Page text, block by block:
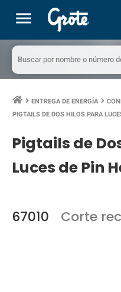
menu
keyboard_arrow_right ENTREGA DE ENERGÍA keyboard_arrow_right
PIGTAILS DE DOS HILOS PARA
Pigtails de
Luces de Pin
67010 Corte